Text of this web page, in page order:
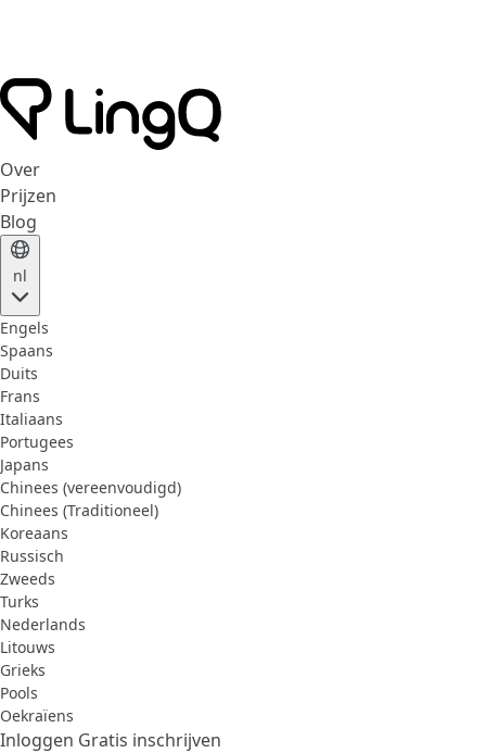
Over
Prijzen
Blog
nl
Engels
Spaans
Duits
Frans
Italiaans
Portugees
Japans
Chinees (vereenvoudigd)
Chinees (Traditioneel)
Koreaans
Russisch
Zweeds
Turks
Nederlands
Litouws
Grieks
Pools
Oekraïens
Inloggen Gratis inschrijven